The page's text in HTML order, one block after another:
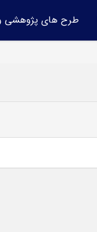
طرح های پژوهشی و